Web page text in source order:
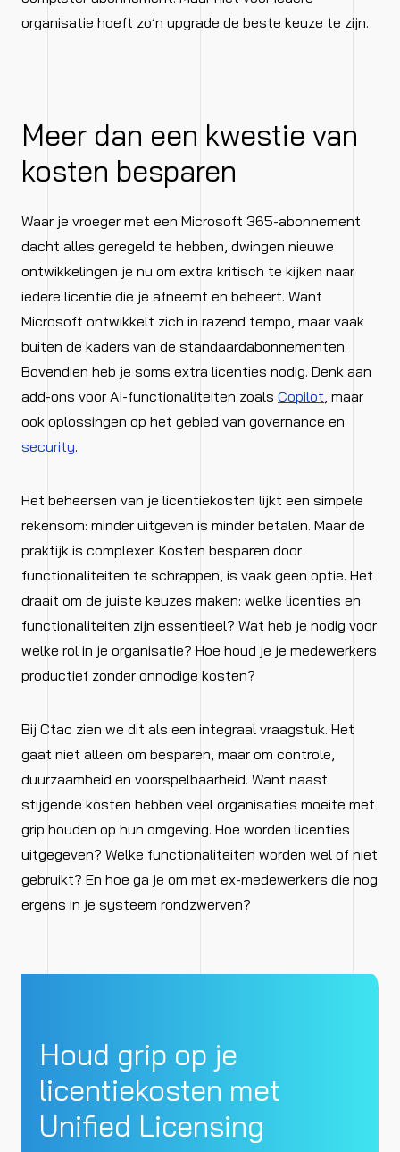
organisatie hoeft zo’n upgrade de beste keuze te zijn.
Meer dan een kwestie van
kosten besparen
Waar je vroeger met een Microsoft 365-abonnement
dacht alles geregeld te hebben, dwingen nieuwe
ontwikkelingen je nu om extra kritisch te kijken naar
iedere licentie die je afneemt en beheert. Want
Microsoft ontwikkelt zich in razend tempo, maar vaak
buiten de kaders van de standaardabonnementen.
Bovendien heb je soms extra licenties nodig. Denk aan
add-ons voor AI-functionaliteiten zoals Copilot, maar
ook oplossingen op het gebied van governance en
security.
Het beheersen van je licentiekosten lijkt een simpele
rekensom: minder uitgeven is minder betalen. Maar de
praktijk is complexer. Kosten besparen door
functionaliteiten te schrappen, is vaak geen optie. Het
draait om de juiste keuzes maken: welke licenties en
functionaliteiten zijn essentieel? Wat heb je nodig voor
welke rol in je organisatie? Hoe houd je je medewerkers
productief zonder onnodige kosten?
Bij Ctac zien we dit als een integraal vraagstuk. Het
gaat niet alleen om besparen, maar om controle,
duurzaamheid en voorspelbaarheid. Want naast
stijgende kosten hebben veel organisaties moeite met
grip houden op hun omgeving. Hoe worden licenties
uitgegeven? Welke functionaliteiten worden wel of niet
gebruikt? En hoe ga je om met ex-medewerkers die nog
ergens in je systeem rondzwerven?
Houd grip op je
licentiekosten met
Unified Licensing